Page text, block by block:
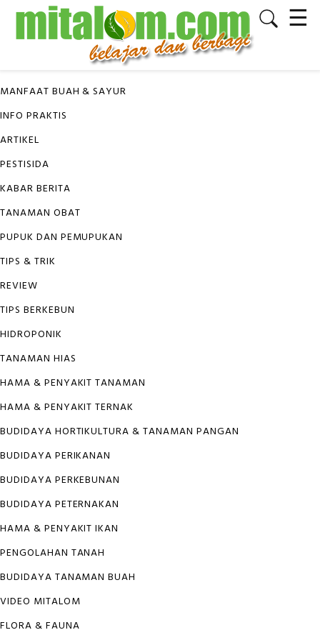
☰
✕
MANFAAT BUAH & SAYUR
INFO PRAKTIS
ARTIKEL
PESTISIDA
KABAR BERITA
TANAMAN OBAT
PUPUK DAN PEMUPUKAN
TIPS & TRIK
REVIEW
TIPS BERKEBUN
HIDROPONIK
TANAMAN HIAS
HAMA & PENYAKIT TANAMAN
HAMA & PENYAKIT TERNAK
BUDIDAYA HORTIKULTURA & TANAMAN PANGAN
BUDIDAYA PERIKANAN
BUDIDAYA PERKEBUNAN
BUDIDAYA PETERNAKAN
HAMA & PENYAKIT IKAN
PENGOLAHAN TANAH
BUDIDAYA TANAMAN BUAH
VIDEO MITALOM
FLORA & FAUNA